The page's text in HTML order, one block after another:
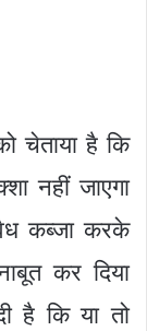
चेताया है कि
नहीं जाएगा
कब्जा करके
कर दिया
है कि या तो